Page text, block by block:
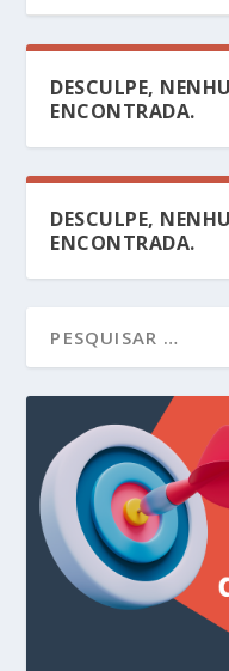
DESCULPE,
ENCONTRADA.
DESCULPE,
ENCONTRADA.